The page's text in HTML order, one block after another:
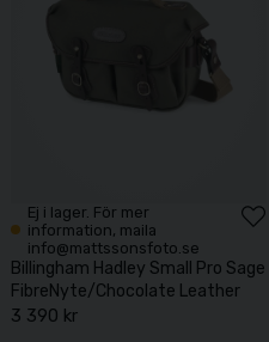
Ej i lager. För mer
information, maila
info@mattssonsfoto.se
Billingham Hadley Small Pro Sage
FibreNyte/Chocolate Leather
3 390 kr